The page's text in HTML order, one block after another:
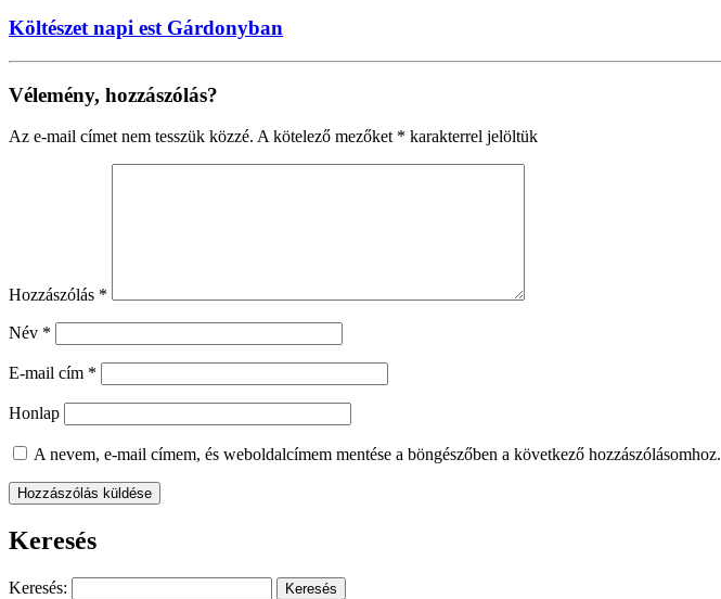
Költészet napi est Gárdonyban
Vélemény, hozzászólás?
Az e-mail címet nem tesszük közzé. A kötelező mezőket * karakterrel jelöltük
Hozzászólás *
Név *
E-mail cím *
Honlap
A nevem, e-mail címem, és weboldalcímem mentése a böngészőben a következő hozzászólásomhoz.
Keresés
Keresés: